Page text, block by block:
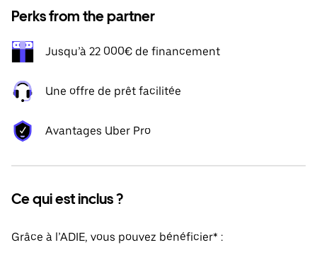
Perks from the partner
Jusqu’à 22 000€ de financement
Une offre de prêt facilitée
Avantages Uber Pro
Ce qui est inclus ?
Grâce à l’ADIE, vous pouvez bénéficier* :